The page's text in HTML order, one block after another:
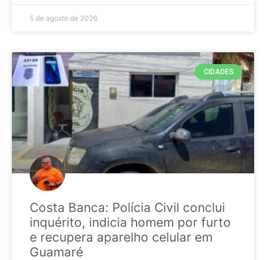
5 de agosto de 2026
CIDADES
Costa Banca: Polícia Civil conclui
inquérito, indicia homem por furto
e recupera aparelho celular em
Guamaré